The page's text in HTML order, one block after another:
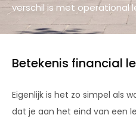
verschil is met operational
Betekenis financial
Eigenlijk is het zo simpel als
dat je aan het eind van een